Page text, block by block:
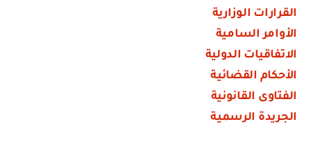
القرارات الوزارية
الأوامر السامية
الاتفاقيات الدولية
الأحكام القضائية
الفتاوى القانونية
الجريدة الرسمية